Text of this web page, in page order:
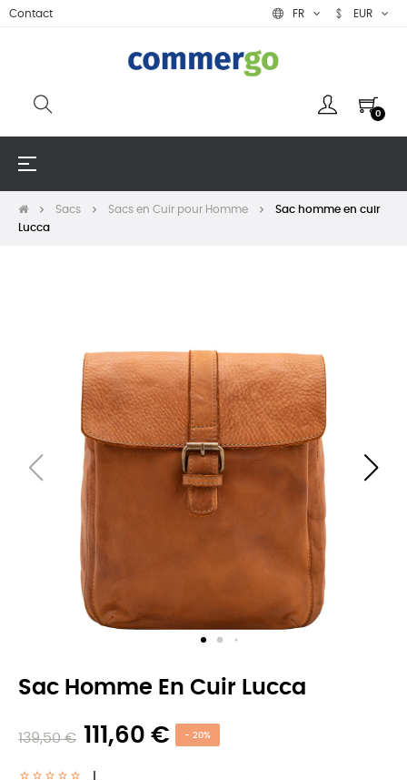
Contact FR EUR
0
Basculer
☰
Sacs Sacs en Cuir pour Homme
Sac homme en cuir
Lucca
Sac Homme En Cuir Lucca
139,50 € 111,60 € - 20%